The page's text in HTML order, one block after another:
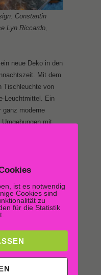
Constantin
Lyn Riccardo,
neue Deko in den
Mit dem
Tischleuchte von
Leuchtmittel. Ein
ganz moderne
mit
ist es notwendig
Cookies sind
zu
für die Statistik